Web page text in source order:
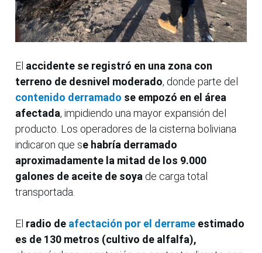
El accidente se registró en una zona con
terreno de desnivel moderado, donde parte del
contenido derramado se empozó en el área
afectada, impidiendo una mayor expansión del
producto. Los operadores de la cisterna boliviana
indicaron que se habría derramado
aproximadamente la mitad de los 9.000
galones de aceite de soya de carga total
transportada.
El radio de afectación por el derrame estimado
es de 130 metros (cultivo de alfalfa),